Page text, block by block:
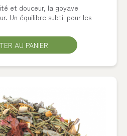
et douceur, la goyave
Un équilibre subtil pour les
AU PANIER